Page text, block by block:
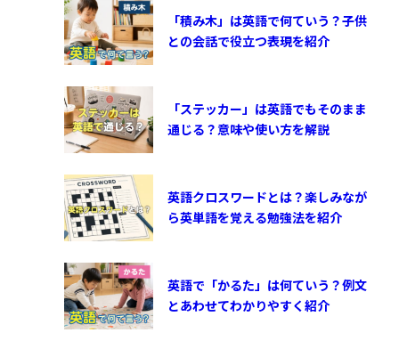
「積み木」は英語で何ていう？子供
との会話で役立つ表現を紹介
「ステッカー」は英語でもそのまま
通じる？意味や使い方を解説
英語クロスワードとは？楽しみなが
ら英単語を覚える勉強法を紹介
英語で「かるた」は何ていう？例文
とあわせてわかりやすく紹介